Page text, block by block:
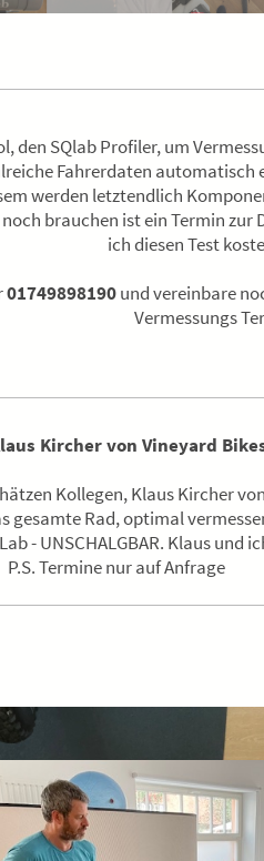
den SQlab Profiler, um
Fahrerdaten
werden letztendlich
brauchen ist ein Termin
ich diesen Test
01749898190und vereinbare
Vermessungs
Kircher von Vineyard
Kollegen, Klaus Kircher
Rad, optimal
- UNSCHALGBAR. Klaus und
P.S. Termine nur auf Anfrage